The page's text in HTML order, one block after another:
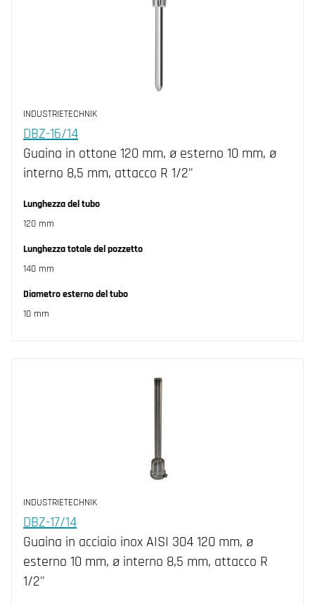
INDUSTRIETECHNIK
DBZ-16/14
Guaina in ottone 120 mm, ø esterno 10 mm, ø
interno 8,5 mm, attacco R 1/2"
Lunghezza del tubo
120 mm
Lunghezza totale del pozzetto
140 mm
Diametro esterno del tubo
10 mm
INDUSTRIETECHNIK
DBZ-17/14
Guaina in acciaio inox AISI 304 120 mm, ø
esterno 10 mm, ø interno 8,5 mm, attacco R
1/2"